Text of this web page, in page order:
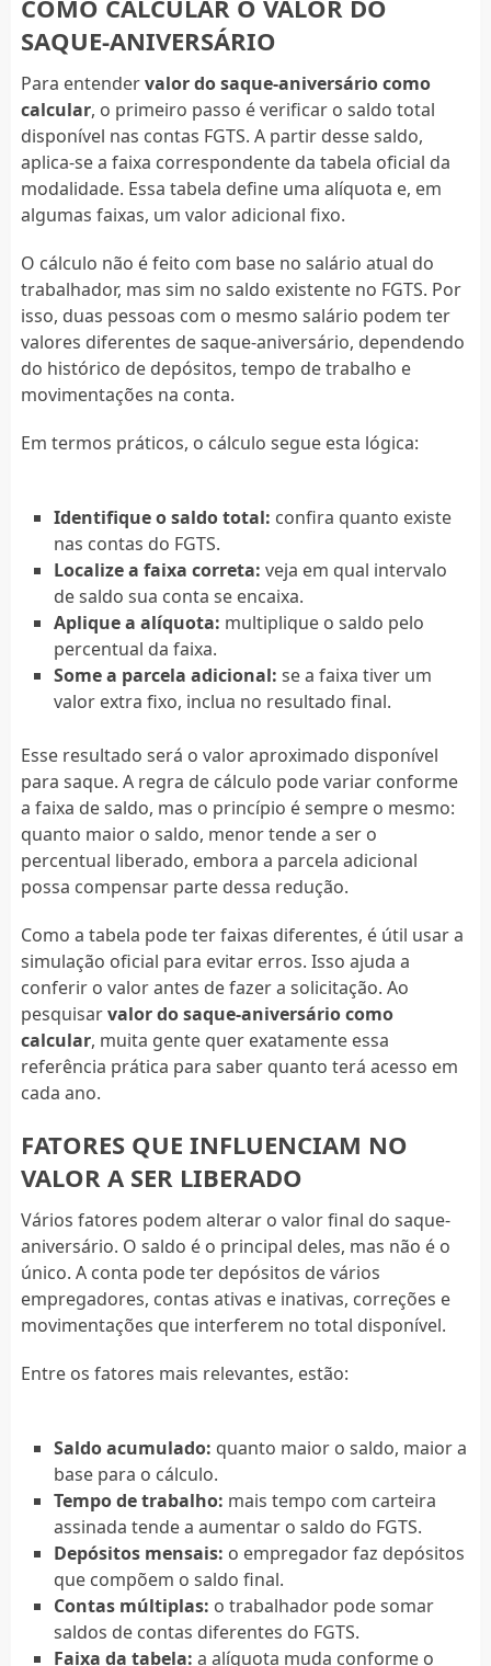
COMO CALCULAR O VALOR DO
SAQUE-ANIVERSÁRIO
Para entendervalor do saque-aniversário como
calcular, o primeiro passo é verificar o saldo total
disponível nas contas FGTS. A partir desse saldo,
aplica-se a faixa correspondente da tabela oficial da
modalidade. Essa tabela define uma alíquota e, em
algumas faixas, um valor adicional fixo.
O cálculo não é feito com base no salário atual do
trabalhador, mas sim no saldo existente no FGTS. Por
isso, duas pessoas com o mesmo salário podem ter
valores diferentes de saque-aniversário, dependendo
do histórico de depósitos, tempo de trabalho e
movimentações na conta.
Em termos práticos, o cálculo segue esta lógica:
Identifique o saldo total: confira quanto existe
nas contas do FGTS.
Localize a faixa correta: veja em qual intervalo
de saldo sua conta se encaixa.
Aplique a alíquota: multiplique o saldo pelo
percentual da faixa.
Some a parcela adicional: se a faixa tiver um
valor extra fixo, inclua no resultado final.
Esse resultado será o valor aproximado disponível
para saque. A regra de cálculo pode variar conforme
a faixa de saldo, mas o princípio é sempre o mesmo:
quanto maior o saldo, menor tende a ser o
percentual liberado, embora a parcela adicional
possa compensar parte dessa redução.
Como a tabela pode ter faixas diferentes, é útil usar a
simulação oficial para evitar erros. Isso ajuda a
conferir o valor antes de fazer a solicitação. Ao
pesquisarvalor do saque-aniversário como
calcular, muita gente quer exatamente essa
referência prática para saber quanto terá acesso em
cada ano.
FATORES QUE INFLUENCIAM NO
VALOR A SER LIBERADO
Vários fatores podem alterar o valor final do saque-
aniversário. O saldo é o principal deles, mas não é o
único. A conta pode ter depósitos de vários
empregadores, contas ativas e inativas, correções e
movimentações que interferem no total disponível.
Entre os fatores mais relevantes, estão:
Saldo acumulado: quanto maior o saldo, maior a
base para o cálculo.
Tempo de trabalho: mais tempo com carteira
assinada tende a aumentar o saldo do FGTS.
Depósitos mensais: o empregador faz depósitos
que compõem o saldo final.
Contas múltiplas: o trabalhador pode somar
saldos de contas diferentes do FGTS.
Faixa da tabela: a alíquota muda conforme o